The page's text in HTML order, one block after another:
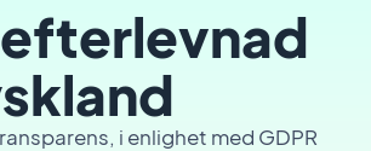
i enlighet med GDPR